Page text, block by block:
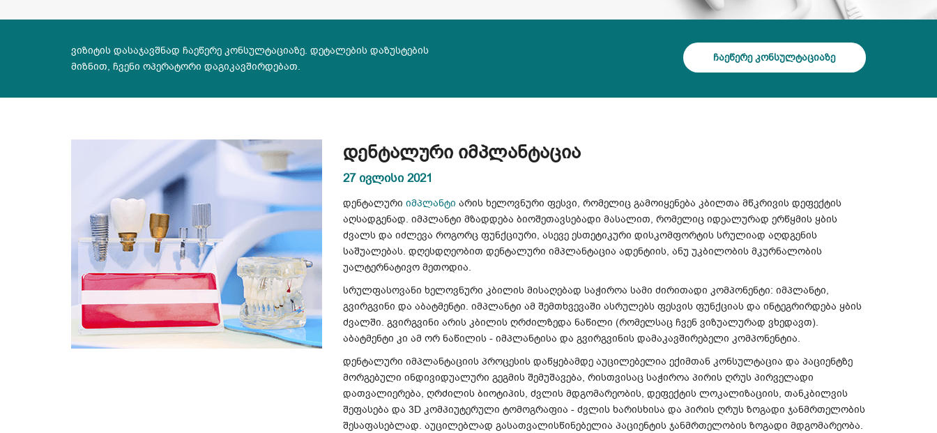
ვიზიტის დასაჯავშნად ჩაეწერე კონსულტაციაზე. დეტალების დაზუსტების
მიზნით, ჩვენი ოპერატორი დაგიკავშირდებათ.
ჩაეწერე კონსულტაციაზე
დენტალური იმპლანტაცია
27 ივლისი 2021
დენტალური იმპლანტი არის ხელოვნური ფესვი, რომელიც გამოიყენება კბილთა მწკრივის დეფექტის
აღსადგენად. იმპლანტი მზადდება ბიოშეთავსებადი მასალით, რომელიც იდეალურად ერწყმის ყბის
ძვალს და იძლევა როგორც ფუნქციური, ასევე ესთეტიკური დისკომფორტის სრულიად აღდგენის
საშუალებას. დღესდღეობით დენტალური იმპლანტაცია ადენტიის, ანუ უკბილობის მკურნალობის
უალტერნატივო მეთოდია.
სრულფასოვანი ხელოვნური კბილის მისაღებად საჭიროა სამი ძირითადი კომპონენტი: იმპლანტი,
გვირგვინი და აბატმენტი. იმპლანტი ამ შემთხვევაში ასრულებს ფესვის ფუნქციას და ინტეგრირდება ყბის
ძვალში. გვირგვინი არის კბილის ღრძილზედა ნაწილი (რომელსაც ჩვენ ვიზუალურად ვხედავთ).
აბატმენტი კი ამ ორ ნაწილის - იმპლანტისა და გვირგვინის დამაკავშირებელი კომპონენტია.
დენტალური იმპლანტაციის პროცესის დაწყებამდე აუცილებელია ექიმთან კონსულტაცია და პაციენტზე
მორგებული ინდივიდუალური გეგმის შემუშავება, რისთვისაც საჭიროა პირის ღრუს პირველადი
დათვალიერება, ღრძილის ბიოტიპის, ძვლის მდგომარეობის, დეფექტის ლოკალიზაციის, თანკბილვის
შეფასება და 3D კომპიუტერული ტომოგრაფია - ძვლის ხარისხისა და პირის ღრუს ზოგადი ჯანმრთელობის
შესაფასებლად. აუცილებლად გასათვალისწინებელია პაციენტის ჯანმრთელობის ზოგადი მდგომარეობა.